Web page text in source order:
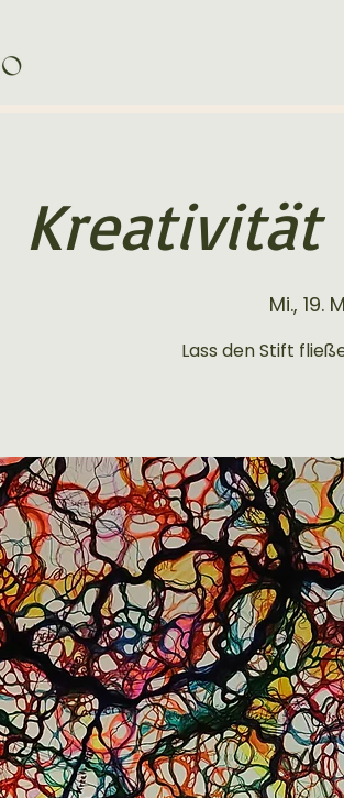
Mi., 19.
Lass den Stift